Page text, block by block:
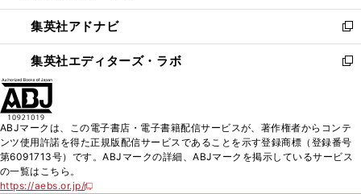
開
く
ウ
で
開
く
ン
ド
ウ
で
ウ
ィ
ン
ド
く
集英社アドナビ
新
し
い
ド
ウ
で
集英社エディターズ・ラボ
新
ィ
ン
ド
ABJマークは、この電子書店・電子書籍配信サービスが、著作権者からコンテ
ンツ使用許諾を得た正規版配信サービスであることを示す登録商標（登録番号
第6091713号）です。ABJマークの詳細、ABJマークを掲示しているサービス
の一覧はこちら。
https://aebs.or.jp/
新